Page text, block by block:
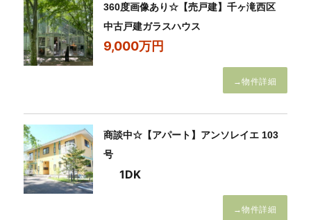
360度画像あり☆【売戸建】千ヶ滝西区
中古戸建ガラスハウス
9,000万円
→物件詳細
商談中☆【アパート】アンソレイエ 103
号
1DK
→物件詳細